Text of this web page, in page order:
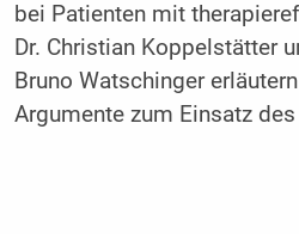
bei Patienten mit
Dr. Christian Koppelstätter
Bruno Watschinger
Argumente zum Einsatz